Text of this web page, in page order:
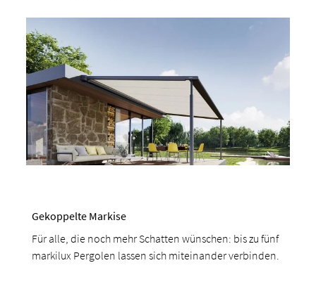
Gekoppelte Markise
Für alle, die noch mehr Schatten wünschen: bis zu fünf
markilux Pergolen lassen sich miteinander verbinden.